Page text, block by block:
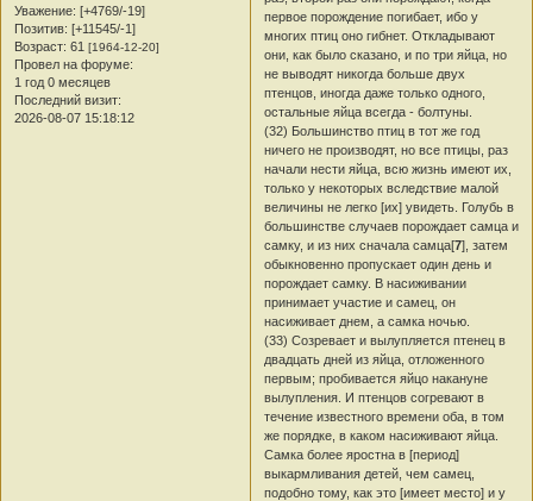
Уважение: [+4769/-19]
Позитив: [+11545/-1]
Возраст: 61 [1964-12-20]
Провел на форуме:
1 год 0 месяцев
Последний визит:
2026-08-07 15:18:12
первое порождение погибает, ибо у
многих птиц оно гибнет. Откладывают
они, как было сказано, и по три яйца, но
не выводят никогда больше двух
птенцов, иногда даже только одного,
остальные яйца всегда - болтуны.
(32) Большинство птиц в тот же год
ничего не производят, но все птицы, раз
начали нести яйца, всю жизнь имеют их,
только у некоторых вследствие малой
величины не легко [их] увидеть. Голубь в
большинстве случаев порождает самца и
самку, и из них сначала самца[7], затем
обыкновенно пропускает один день и
порождает самку. В насиживании
принимает участие и самец, он
насиживает днем, а самка ночью.
(33) Созревает и вылупляется птенец в
двадцать дней из яйца, отложенного
первым; пробивается яйцо накануне
вылупления. И птенцов согревают в
течение известного времени оба, в том
же порядке, в каком насиживают яйца.
Самка более яростна в [период]
выкармливания детей, чем самец,
подобно тому, как это [имеет место] и у